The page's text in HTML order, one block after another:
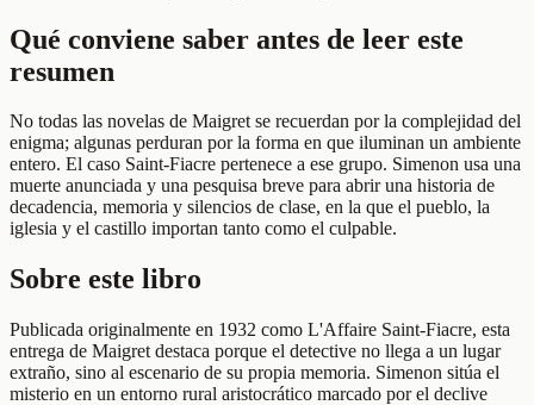
Qué conviene saber antes de leer este
resumen
No todas las novelas de Maigret se recuerdan por la complejidad del
enigma; algunas perduran por la forma en que iluminan un ambiente
entero. El caso Saint-Fiacre pertenece a ese grupo. Simenon usa una
muerte anunciada y una pesquisa breve para abrir una historia de
decadencia, memoria y silencios de clase, en la que el pueblo, la
iglesia y el castillo importan tanto como el culpable.
Sobre este libro
Publicada originalmente en 1932 como L'Affaire Saint-Fiacre, esta
entrega de Maigret destaca porque el detective no llega a un lugar
extraño, sino al escenario de su propia memoria. Simenon sitúa el
misterio en un entorno rural aristocrático marcado por el declive